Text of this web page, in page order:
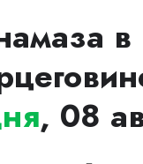
в
, 08